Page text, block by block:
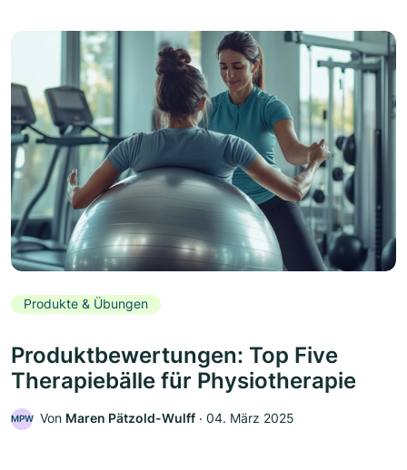
Produkte & Übungen
Produktbewertungen: Top Five
Therapiebälle für Physiotherapie
MPW Von Maren Pätzold-Wulff ‧ 04. März 2025